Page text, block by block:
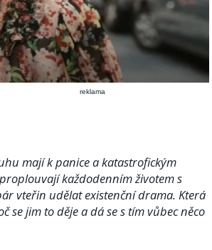
reklama
mají k panice a katastrofickým
každodenním životem s
vteřin udělat existenční drama. Která
se jim to děje a dá se s tím vůbec něco